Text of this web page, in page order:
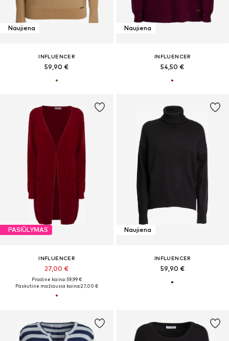
Naujiena
INFLUENCER
59,90 €
Naujiena
INFLUENCER
54,50 €
PASIŪLYMAS
INFLUENCER
27,00 €
Pradinė kaina: 59,99 €
Paskutinė mažiausia kaina:27,00 €
Naujiena
INFLUENCER
59,90 €